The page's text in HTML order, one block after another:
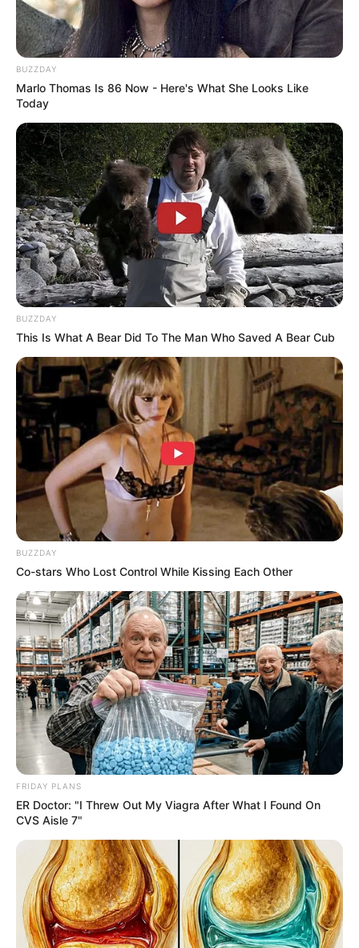
12. คาถามัดใจ
พุทธัง รัตตะนัง ธัมมัง รัตตะนัง สังฆัง รัตตะนัง นะผูก โม
มัด พุทรัด ธารึง ยะกรึงคะเร โอมสวาหะ
(ใช้สวดภาวนาก่อนนอน ทำให้คนรักคิดถึง)
13. คาถามนต์รัก
โอม นะ ปะ โร รันนะขุเภติ
พุทธัง สะระติ จิตตัง สมาคะมา
ธัมมัง สะระติ จิตตัง สมาคะมา
สังฆัง สะระติ จิตตัง สมาคะมา
(ใช้ภาวนากับดอกไม้ก่อนที่จะส่งให้กับคนรัก เมื่อเขาหรือเธอ
สูดดมดอกไม้ก็จะรักเราตอบ)
14. คาถาใจอ่อน
ปัญจะมังสิระสังชาตัง นะอตใจ นะกาโร โหติ สัมภะโว ตรีนิ
กัตวานะ นะ การัง ปัญจะสัมภะวัง
(ใช้ท่องก่อนที่จะพบเจรจากับคนที่เป็นเจ้าหนี้หรือใครก็ตาม
จะทำให้ได้รับการผ่อนปรน ใจอ่อนได้ทุกที)
15. คาถาผูกใจคน
โอมนะโมพุทธะ นะ มะ อะ อุ เอหิชัยยะ เอหิสัพเพชะนา พะ
หูชะนา เอหิ
(ใช้สวดเมื่อต้องการให้คนทั่วไปรักใคร่ยินดี ใช้เสกกับแป้ง
หรือน้ำหอมก็ได้)
16. คาถามหาเสน่ห์
จันโทอะภกันตะโร ปิติ ปิโย เทวะมนุสสานัง อิตภิโยปุริ
โสมะ อะ อุ อุ มะ อะ อิสวาสุ อิกะวิติ
(ให้ภาวนาคาถานี้ ๓ จบก่อนออกไปพบคน จะทำให้คนที่ต้อง
ไปพบเกิดความรักใคร่)
ติดตามคาถาอื่นๆได้ที่ :
เรียบเรียงโดย :Horoscope.mthai.com
คาถา คาถามหานิยม คาถาเมตตามหานิยม บทสวด พระคาถา
BUZZDAY
Marlo Thomas Is 86 Now - Here's What She Looks Like
Today
BUZZDAY
This Is What A Bear Did To The Man Who Saved A Bear Cub
BUZZDAY
Co-stars Who Lost Control While Kissing Each Other
FRIDAY PLANS
ER Doctor: "I Threw Out My Viagra After What I Found On
CVS Aisle 7"